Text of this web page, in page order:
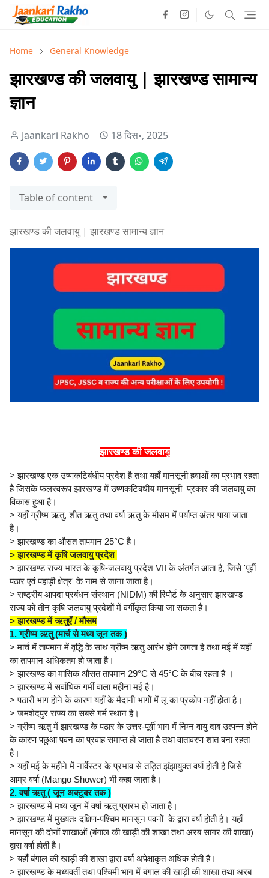
Home General Knowledge
झारखण्ड की जलवायु | झारखण्ड सामान्य
ज्ञान
Jaankari Rakho 18 दिस॰, 2025
Table of content
झारखण्ड की जलवायु | झारखण्ड सामान्य ज्ञान
झारखण्ड की जलवायु
> झारखण्ड एक उष्णकटिबंधीय प्रदेश है तथा यहाँ मानसूनी हवाओं का प्रभाव रहता
है जिसके फलस्वरूप झारखण्ड में उष्णकटिबंधीय मानसूनी प्रकार की जलवायु का
विकास हुआ है।
> यहाँ ग्रीष्म ऋतु, शीत ऋतु तथा वर्षा ऋतु के मौसम में पर्याप्त अंतर पाया जाता
है।
> झारखण्ड का औसत तापमान 25°C है।
> झारखण्ड में कृषि जलवायु प्रदेश
> झारखण्ड राज्य भारत के कृषि-जलवायु प्रदेश VII के अंतर्गत आता है, जिसे 'पूर्वी
पठार एवं पहाड़ी क्षेत्र' के नाम से जाना जाता है।
> राष्ट्रीय आपदा प्रबंधन संस्थान (NIDM) की रिपोर्ट के अनुसार झारखण्ड
राज्य को तीन कृषि जलवायु प्रदेशों में वर्गीकृत किया जा सकता है।
> झारखण्ड में ऋतुएँ / मौसम
1. ग्रीष्म ऋतु (मार्च से मध्य जून तक )
> मार्च में तापमान में वृद्धि के साथ ग्रीष्म ऋतु आरंभ होने लगता है तथा मई में यहाँ
का तापमान अधिकतम हो जाता है।
> झारखण्ड का मासिक औसत तापमान 29°C से 45°C के बीच रहता है ।
> झारखण्ड में सर्वाधिक गर्मी वाला महीना मई है।
> पठारी भाग होने के कारण यहाँ के मैदानी भागों में लू का प्रकोप नहीं होता है।
> जमशेदपुर राज्य का सबसे गर्म स्थान है।
> ग्रीष्म ऋतु में झारखण्ड के पठार के उत्तर-पूर्वी भाग में निम्न वायु दाब उत्पन्न होने
के कारण पछुआ पवन का प्रवाह समाप्त हो जाता है तथा वातावरण शांत बना रहता
है।
> यहाँ मई के महीने में नार्वेस्टर के प्रभाव से तड़ित झंझायुक्त वर्षा होती है जिसे
आम्र वर्षा (Mango Shower) भी कहा जाता है।
2. वर्षा ऋतु ( जून अक्टूबर तक )
> झारखण्ड में मध्य जून में वर्षा ऋतु प्रारंभ हो जाता है।
> झारखण्ड में मुख्यतः दक्षिण-पश्चिम मानसून पवनों के द्वारा वर्षा होती है। यहाँ
मानसून की दोनों शाखाओं (बंगाल की खाड़ी की शाखा तथा अरब सागर की शाखा)
द्वारा वर्षा होती है।
> यहाँ बंगाल की खाड़ी की शाखा द्वारा वर्षा अपेक्षाकृत अधिक होती है।
> झारखण्ड के मध्यवर्ती तथा पश्चिमी भाग में बंगाल की खाड़ी की शाखा तथा अरब